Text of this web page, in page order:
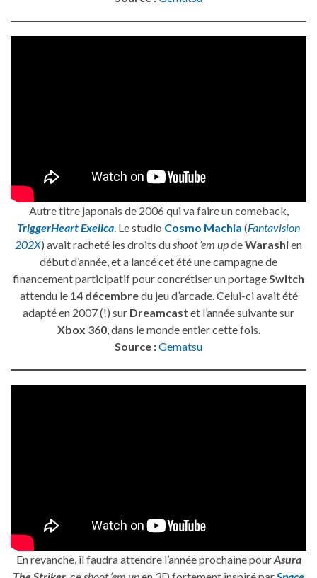
Autre titre japonais de 2006 qui va faire un comeback,
TriggerHeart Exelica. Le studio Cosmo Machia (Fantavision
202X) avait racheté les droits dushoot ’em updeWarashien
début d’année, et a lancé cet été une campagne de
financement participatif pour concrétiser un portageSwitch
attendu le 14 décembredu jeu d’arcade. Celui-ci avait été
adapté en 2007 (!) sur Dreamcast et l’année suivante sur
Xbox 360, dans le monde entier cette fois.
Source :Gematsu
En revanche, il faudra attendre l’année prochaine pourAsura